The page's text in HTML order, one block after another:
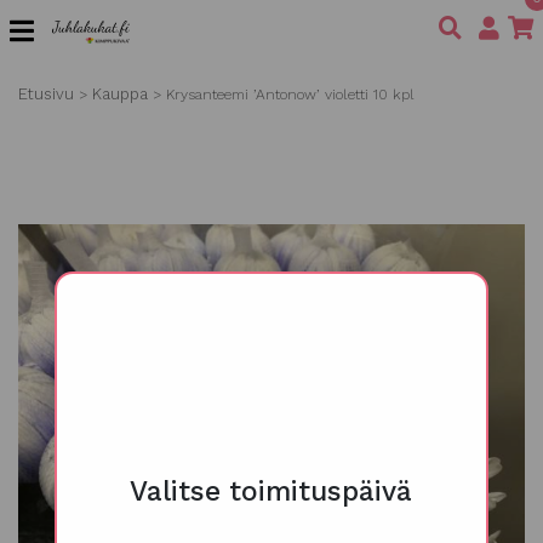
Valitse toimituspäivä
Etusivu > Kauppa > Krysanteemi ’Antonow’ violetti 10 kpl